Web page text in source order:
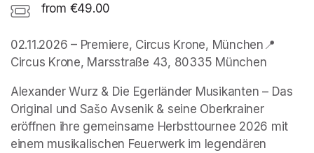
from €49.00
02.11.2026 – Premiere, Circus Krone, München📍
Circus Krone, Marsstraße 43, 80335 München
Alexander Wurz & Die Egerländer Musikanten – Das
Original und Sašo Avsenik & seine Oberkrainer
eröffnen ihre gemeinsame Herbsttournee 2026 mit
einem musikalischen Feuerwerk im legendären